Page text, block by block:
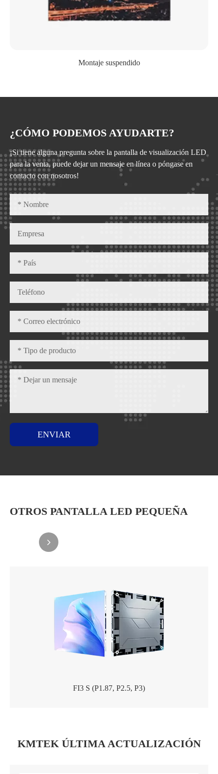
Montaje suspendido
¿CÓMO PODEMOS AYUDARTE?
¡Si tiene alguna pregunta sobre la pantalla de visualización LED
para la venta, puede dejar un mensaje en línea o póngase en
contacto con nosotros!
ENVIAR
OTROS PANTALLA LED PEQUEÑA
FI3 S (P1.87, P2.5, P3)
KMTEK ÚLTIMA ACTUALIZACIÓN